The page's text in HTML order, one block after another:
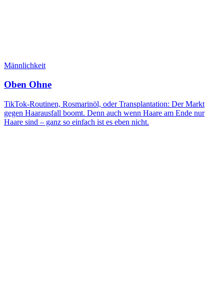
Männlichkeit
Oben Ohne
TikTok-Routinen, Rosmarinöl, oder Transplantation: Der Markt
gegen Haarausfall boomt. Denn auch wenn Haare am Ende nur
Haare sind – ganz so einfach ist es eben nicht.